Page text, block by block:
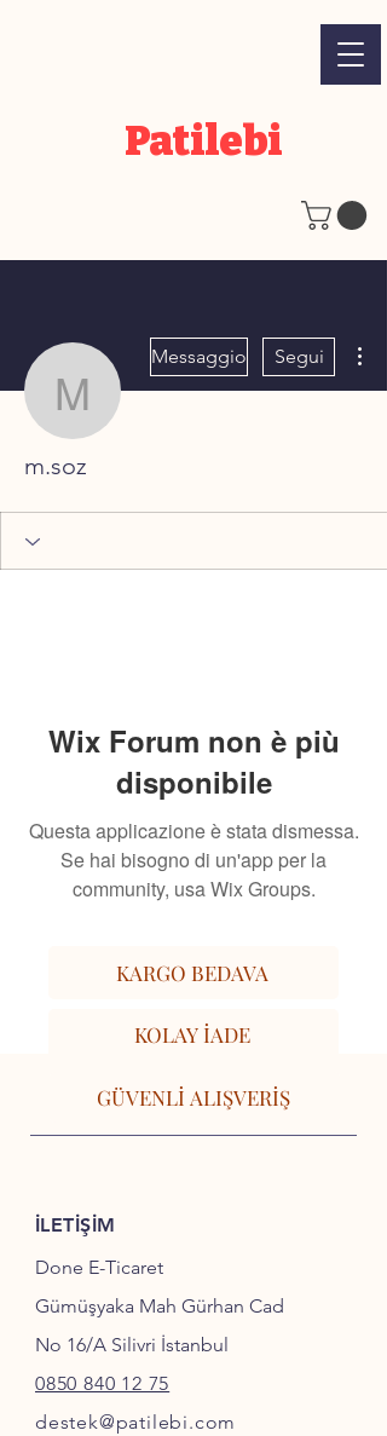
Patilebi
m.soz
Messaggio Segui
m.soz
Wix Forum non è più
disponibile
Questa applicazione è stata dismessa.
Se hai bisogno di un'app per la
community, usa Wix Groups.
KARGO BEDAVA
KOLAY İADE
GÜVENLİ ALIŞVERİŞ
İLETİŞİM
Done E-Ticaret
Gümüşyaka Mah Gürhan Cad
No 16/A Silivri İstanbul
0850 840 12 75
destek@patilebi.com